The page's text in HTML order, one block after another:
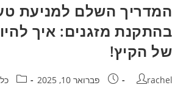
את
המשחק!
המדריך השלם למניעת
בהתקנת מזגנים: איך
של הקיץ!
מחבר:
rachel פורסם:פברואר 10, 2025